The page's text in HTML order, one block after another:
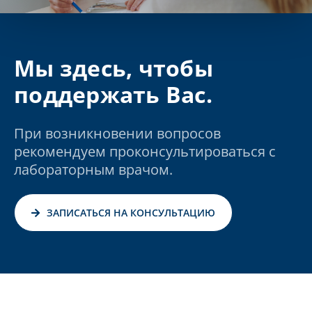
Мы здесь, чтобы
поддержать Вас.
При возникновении вопросов
рекомендуем проконсультироваться с
лабораторным врачом.
ЗАПИСАТЬСЯ НА КОНСУЛЬТАЦИЮ